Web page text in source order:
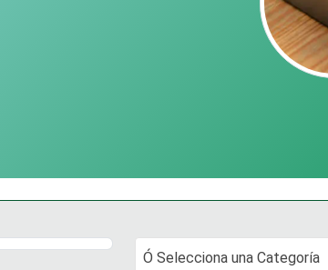
Ó Selecciona una Categoría
Ó Selecciona una Categoría